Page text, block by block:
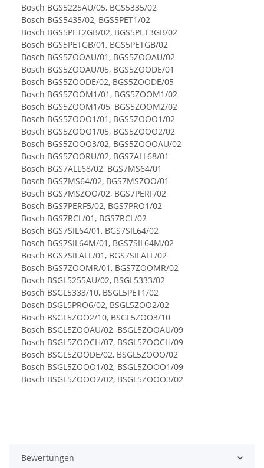
Bosch BGS5225AU/05, BGS5335/02
Bosch BGS5435/02, BGS5PET1/02
Bosch BGS5PET2GB/02, BGS5PET3GB/02
Bosch BGS5PETGB/01, BGS5PETGB/02
Bosch BGS5ZOOAU/01, BGS5ZOOAU/02
Bosch BGS5ZOOAU/05, BGS5ZOODE/01
Bosch BGS5ZOODE/02, BGS5ZOODE/05
Bosch BGS5ZOOM1/01, BGS5ZOOM1/02
Bosch BGS5ZOOM1/05, BGS5ZOOM2/02
Bosch BGS5ZOOO1/01, BGS5ZOOO1/02
Bosch BGS5ZOOO1/05, BGS5ZOOO2/02
Bosch BGS5ZOOO3/02, BGS5ZOOOAU/02
Bosch BGS5ZOORU/02, BGS7ALL68/01
Bosch BGS7ALL68/02, BGS7MS64/01
Bosch BGS7MS64/02, BGS7MSZOO/01
Bosch BGS7MSZOO/02, BGS7PERF/02
Bosch BGS7PERF5/02, BGS7PRO1/02
Bosch BGS7RCL/01, BGS7RCL/02
Bosch BGS7SIL64/01, BGS7SIL64/02
Bosch BGS7SIL64M/01, BGS7SIL64M/02
Bosch BGS7SILALL/01, BGS7SILALL/02
Bosch BGS7ZOOMR/01, BGS7ZOOMR/02
Bosch BSGL5255AU/02, BSGL5333/02
Bosch BSGL5333/10, BSGL5PET1/02
Bosch BSGL5PRO6/02, BSGL5ZOO2/02
Bosch BSGL5ZOO2/10, BSGL5ZOO3/10
Bosch BSGL5ZOOAU/02, BSGL5ZOOAU/09
Bosch BSGL5ZOOCH/07, BSGL5ZOOCH/09
Bosch BSGL5ZOODE/02, BSGL5ZOOO/02
Bosch BSGL5ZOOO1/02, BSGL5ZOOO1/09
Bosch BSGL5ZOOO2/02, BSGL5ZOOO3/02
Bewertungen